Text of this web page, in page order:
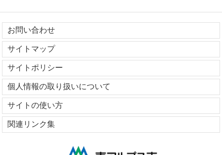
お問い合わせ
サイトマップ
サイトポリシー
個人情報の取り扱いについて
サイトの使い方
関連リンク集